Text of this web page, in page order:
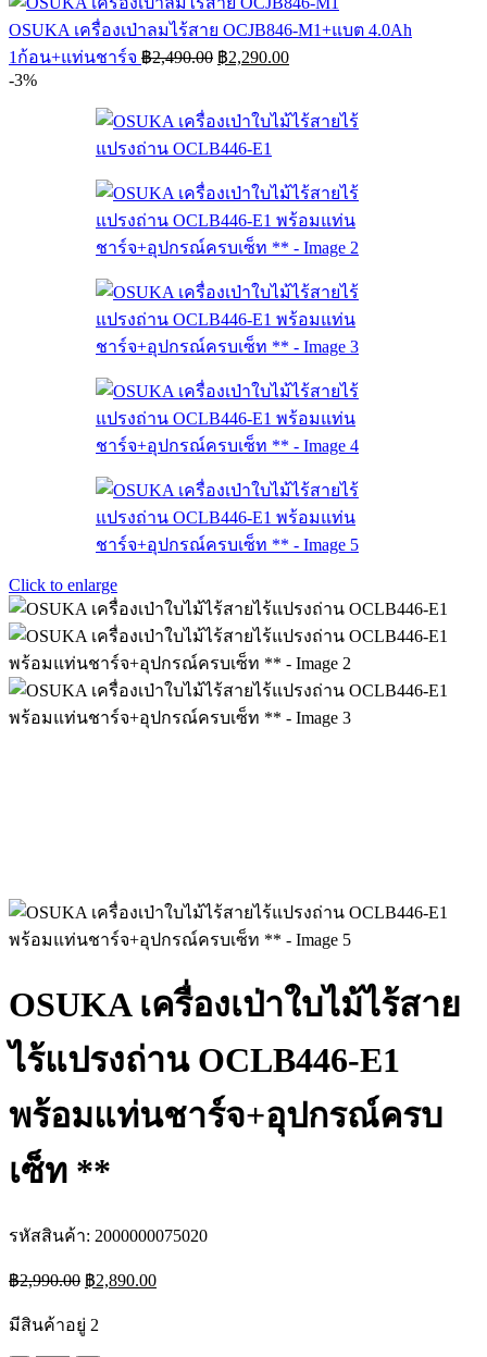
฿1,290.00.฿1,080.00.
OSUKA เครื่องเป่าลมไร้สาย OCJB846-M1+แบต 4.0Ah
1ก้อน+แท่นชาร์จ ฿2,490.00 Original
price
฿2,490.00.
฿2,290.00Current
price
฿2,290.00.
-3%
Click to enlarge
OSUKA เครื่องเป่าใบไม้ไร้สาย
ไร้แปรงถ่าน OCLB446-E1
พร้อมแท่นชาร์จ+อุปกรณ์ครบ
เซ็ท **
รหัสสินค้า: 2000000075020
฿2,990.00 Original
price
was:
฿2,990.00.
฿2,890.00Current
price
มีสินค้าอยู่ 2